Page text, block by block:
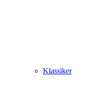
Klassiker